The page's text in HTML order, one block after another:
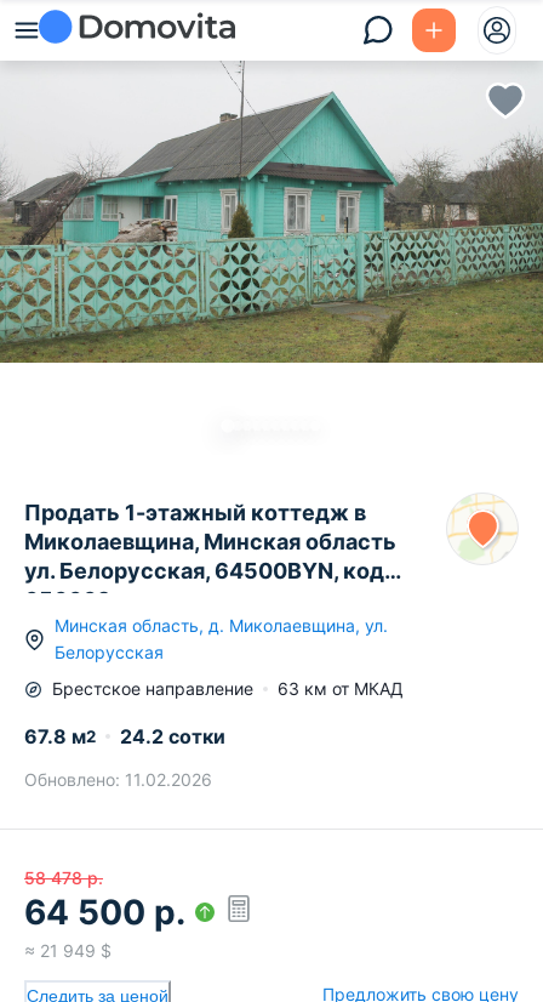
Продать 1-этажный коттедж в
Миколаевщина, Минская область
ул. Белорусская, 64500BYN, код
656669
Минская область, д. Миколаевщина, ул.
Белорусская
Брестское направление 63 км от МКАД
67.8 м2 24.2 сотки
Обновлено: 11.02.2026
58 478 р.
64 500 р.
≈ 21 949 $
Следить за ценой Предложить свою цену